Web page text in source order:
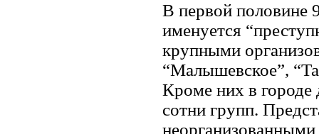
В первой половине
именуется
крупными
“Малышевское”,
Кроме них в городе
сотни групп.
неорганизованными